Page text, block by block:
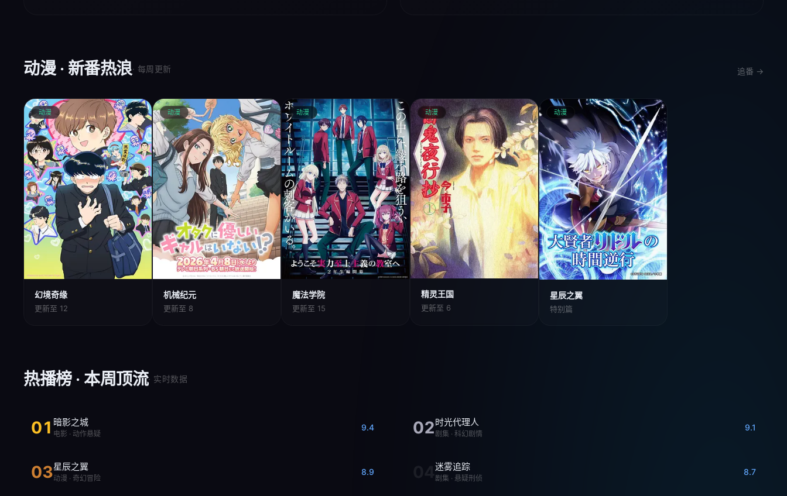
动漫 · 新番热浪· 每周更新 追番 →
动漫
幻境奇缘
更新至 12
动漫
机械纪元
更新至 8
动漫
魔法学院
更新至 15
动漫
精灵王国
更新至 6
动漫
星辰之翼
特别篇
热播榜 · 本周顶流· 实时数据
01 暗影之城
电影 · 动作悬疑
9.4 02时光代理人
剧集 · 科幻剧情
9.1
03星辰之翼
动漫 · 奇幻冒险
8.9 迷雾追踪
剧集 · 悬疑刑侦
8.7